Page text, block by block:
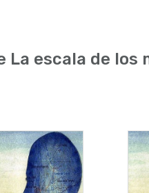
La escala de los